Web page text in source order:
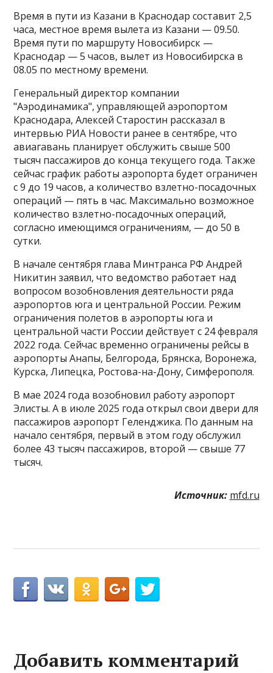
Время в пути из Казани в Краснодар составит 2,5
часа, местное время вылета из Казани — 09.50.
Время пути по маршруту Новосибирск —
Краснодар — 5 часов, вылет из Новосибирска в
08.05 по местному времени.
Генеральный директор компании
"Аэродинамика", управляющей аэропортом
Краснодара, Алексей Старостин рассказал в
интервью РИА Новости ранее в сентябре, что
авиагавань планирует обслужить свыше 500
тысяч пассажиров до конца текущего года. Также
сейчас график работы аэропорта будет ограничен
с 9 до 19 часов, а количество взлетно-посадочных
операций — пять в час. Максимально возможное
количество взлетно-посадочных операций,
согласно имеющимся ограничениям, — до 50 в
сутки.
В начале сентября глава Минтранса РФ Андрей
Никитин заявил, что ведомство работает над
вопросом возобновления деятельности ряда
аэропортов юга и центральной России. Режим
ограничения полетов в аэропорты юга и
центральной части России действует с 24 февраля
2022 года. Сейчас временно ограничены рейсы в
аэропорты Анапы, Белгорода, Брянска, Воронежа,
Курска, Липецка, Ростова-на-Дону, Симферополя.
В мае 2024 года возобновил работу аэропорт
Элисты. А в июле 2025 года открыл свои двери для
пассажиров аэропорт Геленджика. По данным на
начало сентября, первый в этом году обслужил
более 43 тысяч пассажиров, второй — свыше 77
тысяч.
Источник: mfd.ru
Добавить комментарий